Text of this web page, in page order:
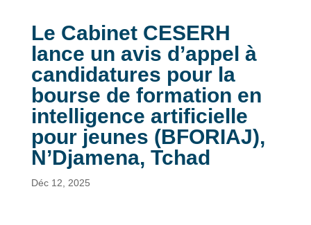
Le Cabinet CESERH
lance un avis d’appel à
candidatures pour la
bourse de formation en
intelligence artificielle
pour jeunes (BFORIAJ),
N’Djamena, Tchad
Déc 12, 2025